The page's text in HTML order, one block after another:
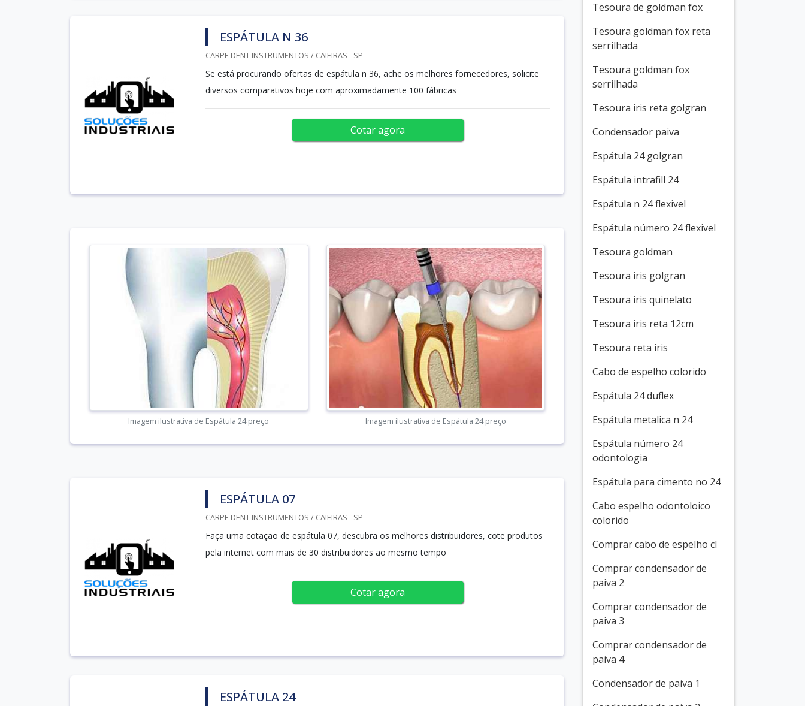
ESPÁTULA N 36
CARPE DENT INSTRUMENTOS / CAIEIRAS - SP
Se está procurando ofertas de espátula n 36, ache os melhores fornecedores, solicite
diversos comparativos hoje com aproximadamente 100 fábricas
Cotar agora
Imagem ilustrativa de Espátula 24 preço Imagem ilustrativa de Espátula 24 preço
ESPÁTULA 07
CARPE DENT INSTRUMENTOS / CAIEIRAS - SP
Faça uma cotação de espátula 07, descubra os melhores distribuidores, cote produtos
pela internet com mais de 30 distribuidores ao mesmo tempo
Cotar agora
ESPÁTULA 24
Tesoura de goldman fox
Tesoura goldman fox reta
serrilhada
Tesoura goldman fox
serrilhada
Tesoura iris reta golgran
Condensador paiva
Espátula 24 golgran
Espátula intrafill 24
Espátula n 24 flexivel
Espátula número 24 flexivel
Tesoura goldman
Tesoura iris golgran
Tesoura iris quinelato
Tesoura iris reta 12cm
Tesoura reta iris
Cabo de espelho colorido
Espátula 24 duflex
Espátula metalica n 24
Espátula número 24
odontologia
Espátula para cimento no 24
Cabo espelho odontoloico
colorido
Comprar cabo de espelho cl
Comprar condensador de
paiva 2
Comprar condensador de
paiva 3
Comprar condensador de
paiva 4
Condensador de paiva 1